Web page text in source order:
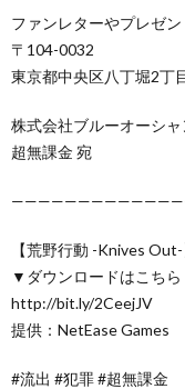
ファンレターやプレゼ
〒104-0032
東京都中央区八丁堀2丁
株式会社ブルーオーシャ
超無課金 宛
【荒野行動 -Knives Out-
▼ダウンロードはこちら
http://bit.ly/2CeejJV
提供：NetEase Games
#流出 #犯罪 #超無課金